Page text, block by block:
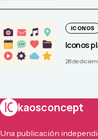
ICONOS
Iconos
28 de
kaosconcept
Una publicación